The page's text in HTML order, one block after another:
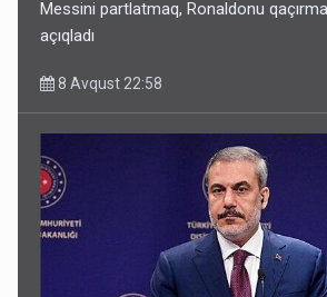
Messini partlatmaq, Ronaldonu
açıqladı
8 Avqust 22:58